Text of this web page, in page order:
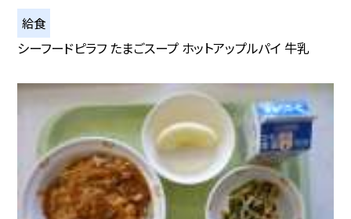
給食
シーフードピラフ たまごスープ ホットアップルパイ 牛乳